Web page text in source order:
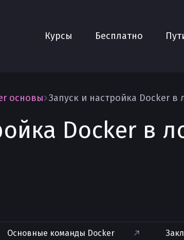
Курсы Бесплатно
О нас
Проекты
основы Запуск и настройка Docker в
Docker в
Основные команды Docker